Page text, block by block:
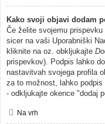
Kako svoji objavi dodam
Če želite svojemu
sicer na vaši Uporabniški
kliknite na oz. obkljukajte
prispevkov). Podpis lahko
nastavitvah svojega profila
za to možnost, lahko
- odkljukajte okence "dodaj
Na vrh